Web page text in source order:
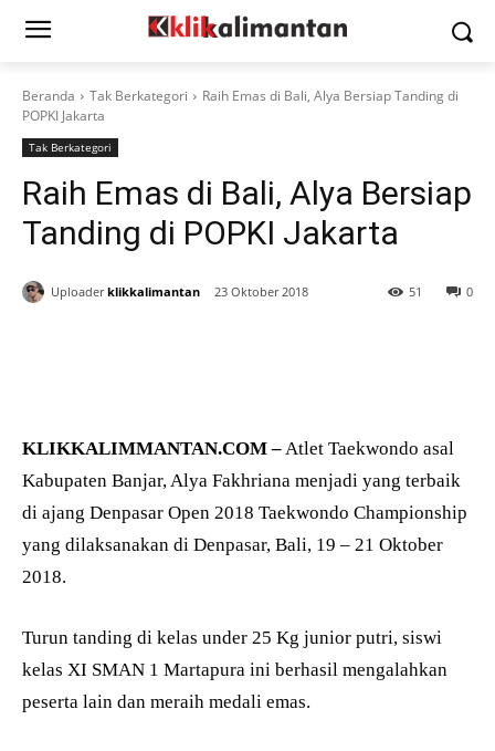
Beranda Tak Berkategori
Raih Emas di Bali, Alya Bersiap Tanding di
POPKI Jakarta
Tak Berkategori
Raih Emas di Bali, Alya Bersiap
Tanding di POPKI Jakarta
Uploader klikkalimantan 23 Oktober 2018 0
51
KLIKKALIMMANTAN.COM –Atlet Taekwondo asal
Kabupaten Banjar, Alya Fakhriana menjadi yang terbaik
di ajang Denpasar Open 2018 Taekwondo Championship
yang dilaksanakan di Denpasar, Bali, 19 – 21 Oktober
2018.
Turun tanding di kelas under 25 Kg junior putri, siswi
kelas XI SMAN 1 Martapura ini berhasil mengalahkan
peserta lain dan meraih medali emas.